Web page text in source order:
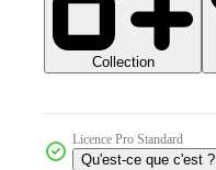
Collection
Licence Pro Standard
Qu'est-ce que c'est ?